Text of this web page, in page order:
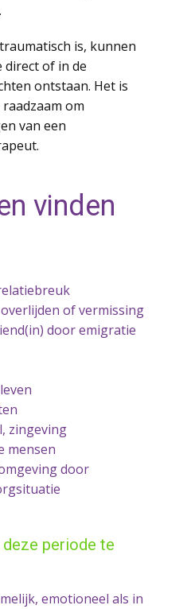
is, kunnen
direct of in de
ontstaan. Het is
om
van een
vinden
of vermissing
door emigratie
zingeving
mensen
door
periode te
emotioneel als in